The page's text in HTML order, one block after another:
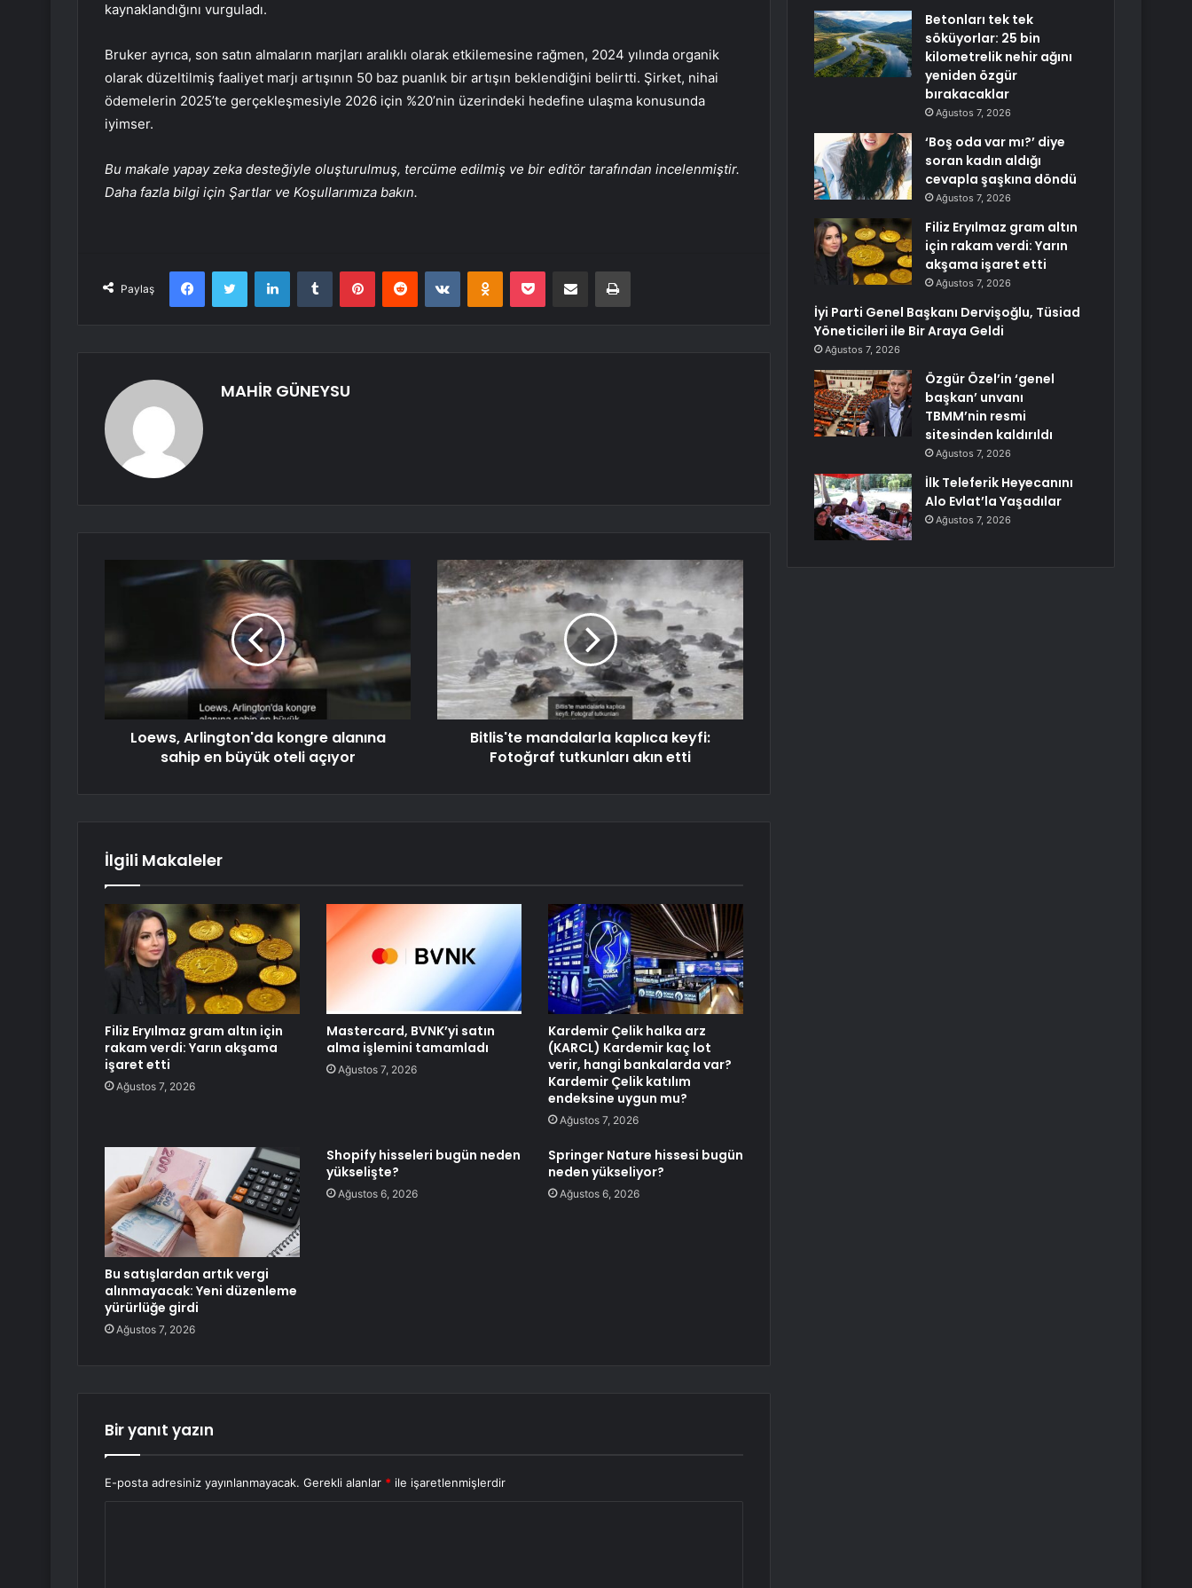
kaynaklandığını vurguladı.
Bruker ayrıca, son satın almaların marjları aralıklı olarak etkilemesine rağmen, 2024 yılında organik
olarak düzeltilmiş faaliyet marjı artışının 50 baz puanlık bir artışın beklendiğini belirtti. Şirket, nihai
ödemelerin 2025’te gerçekleşmesiyle 2026 için %20’nin üzerindeki hedefine ulaşma konusunda
iyimser.
Bu makale yapay zeka desteğiyle oluşturulmuş, tercüme edilmiş ve bir editör tarafından incelenmiştir.
Daha fazla bilgi için Şartlar ve Koşullarımıza bakın.
Paylaş
FacebookTwitter LinkedInTumblr PinterestReddit VKontakteOdnoklassniki
Pocket E-Posta ile paylaş Yazdır
MAHİR GÜNEYSU
Loews, Arlington'da kongre alanına
sahip en büyük oteli açıyor
Bitlis'te mandalarla kaplıca keyfi:
Fotoğraf tutkunları akın etti
İlgili Makaleler
Filiz Eryılmaz gram altın için
rakam verdi: Yarın akşama
işaret etti
Ağustos 7, 2026
Mastercard, BVNK’yi satın
alma işlemini tamamladı
Ağustos 7, 2026
Kardemir Çelik halka arz
(KARCL) Kardemir kaç lot
verir, hangi bankalarda var?
Kardemir Çelik katılım
endeksine uygun mu?
Ağustos 7, 2026
Bu satışlardan artık vergi
alınmayacak: Yeni düzenleme
yürürlüğe girdi
Ağustos 7, 2026
Shopify hisseleri bugün neden
yükselişte?
Ağustos 6, 2026
Springer Nature hissesi bugün
neden yükseliyor?
Ağustos 6, 2026
Bir yanıt yazın
E-posta adresiniz yayınlanmayacak. Gerekli alanlar * ile işaretlenmişlerdir
Betonları tek tek
söküyorlar: 25 bin
kilometrelik nehir ağını
yeniden özgür
bırakacaklar
Ağustos 7, 2026
‘Boş oda var mı?’ diye
soran kadın aldığı
cevapla şaşkına döndü
Ağustos 7, 2026
Filiz Eryılmaz gram altın
için rakam verdi: Yarın
akşama işaret etti
Ağustos 7, 2026
İyi Parti Genel Başkanı Dervişoğlu, Tüsiad
Yöneticileri ile Bir Araya Geldi
Ağustos 7, 2026
Özgür Özel’in ‘genel
başkan’ unvanı
TBMM’nin resmi
sitesinden kaldırıldı
Ağustos 7, 2026
İlk Teleferik Heyecanını
Alo Evlat’la Yaşadılar
Ağustos 7, 2026